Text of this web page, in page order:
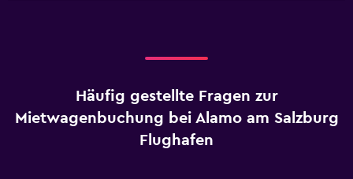
Häufig gestellte Fragen zur
Mietwagenbuchung bei Alamo am Salzburg
Flughafen